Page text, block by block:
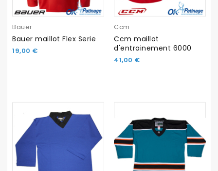
Bauer
Bauer maillot Flex Serie
19,00 €
Ccm
Ccm maillot
d'entrainement 6000
41,00 €